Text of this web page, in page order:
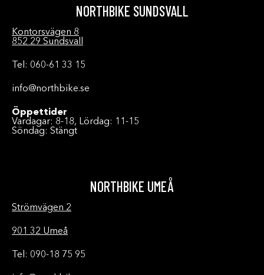
NORTHBIKE SUNDSVALL
Kontorsvägen 8
852 29 Sundsvall
Tel: 060-61 33 15
info@northbike.se
Öppettider
Vardagar: 8-18, Lördag: 11-15
Söndag: Stängt
NORTHBIKE UMEÅ
Strömvägen 2
901 32 Umeå
Tel: 090-18 75 95